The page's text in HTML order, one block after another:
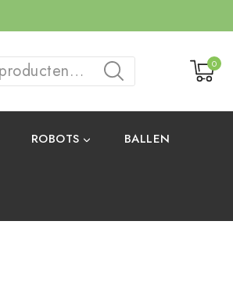
ZOEKEN
0
ROBOTS BALLEN